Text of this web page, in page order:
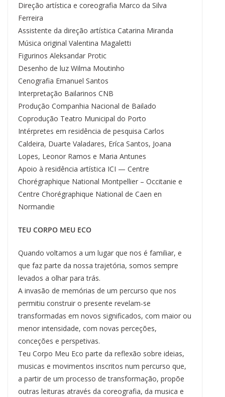
Direção artística e coreografia Marco da Silva
Ferreira
Assistente da direção artística Catarina Miranda
Música original Valentina Magaletti
Figurinos Aleksandar Protic
Desenho de luz Wilma Moutinho
Cenografia Emanuel Santos
Interpretação Bailarinos CNB
Produção Companhia Nacional de Bailado
Coprodução Teatro Municipal do Porto
Intérpretes em residência de pesquisa Carlos
Caldeira, Duarte Valadares, Eríca Santos, Joana
Lopes, Leonor Ramos e Maria Antunes
Apoio à residência artística ICI — Centre
Chorégraphique National Montpellier – Occitanie e
Centre Chorégraphique National de Caen en
Normandie
TEU CORPO MEU ECO
Quando voltamos a um lugar que nos é familiar, e
que faz parte da nossa trajetória, somos sempre
levados a olhar para trás.
A invasão de memórias de um percurso que nos
permitiu construir o presente revelam-se
transformadas em novos significados, com maior ou
menor intensidade, com novas perceções,
conceções e perspetivas.
Teu Corpo Meu Eco parte da reflexão sobre ideias,
musicas e movimentos inscritos num percurso que,
a partir de um processo de transformação, propõe
outras leituras através da coreografia, da musica e